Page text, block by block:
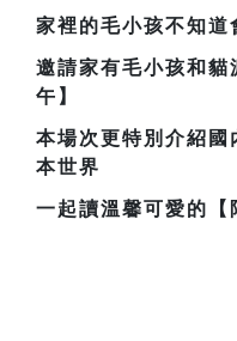
家裡的毛小孩不知道
邀請家有毛小孩和貓
午】
本場次更特別介紹
本世界
一起讀溫馨可愛的【